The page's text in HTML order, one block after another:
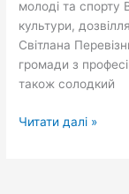
молоді та спорту
культури,
Світлана
громади з
також солодкий
Читати далі »